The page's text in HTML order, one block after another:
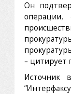
Он
операции,
– цитирует
Источник